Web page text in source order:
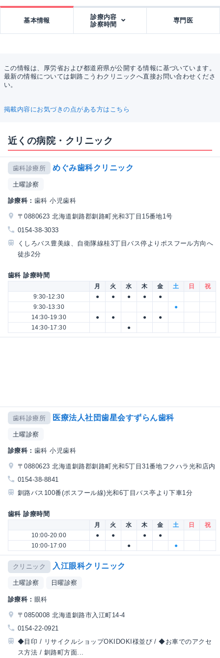
基本情報
診療内容
診察時間
専門医
この情報は、厚労省および都道府県が公開する情報に基づいています。
最新の情報については釧路こうわクリニックへ直接お問い合わせくださ
い。
掲載内容にお気づきの点がある方はこちら
近くの病院・クリニック
歯科診療所 めぐみ歯科クリニック
土曜診察
診療科： 歯科 小児歯科
〒0880623 北海道釧路郡釧路町光和3丁目15番地1号
0154-38-3033
くしろバス豊美線、自衛隊線桂3丁目バス停よりポスフール方向へ
徒歩2分
歯科 診療時間
月 火 水 木 金 土 日
祝
9:30-12:30
● ● ● ●
●
9:30-13:30
●
14:30-19:30
● ● ●
●
14:30-17:30
●
歯科診療所 医療法人社団歯星会すずらん歯科
土曜診察
診療科： 歯科 小児歯科
〒0880623 北海道釧路郡釧路町光和5丁目31番地フクハラ光和店内
0154-38-8841
釧路バス100番(ポスフール線)光和6丁目バス亭より下車1分
歯科 診療時間
月 火 水 木 金 土 日
祝
10:00-20:00
● ● ●
●
10:00-17:00
● ●
クリニック 入江眼科クリニック
土曜診察 日曜診察
診療科： 眼科
〒0850008 北海道釧路市入江町14-4
0154-22-0921
◆目印 / リサイクルショップOKIDOKI様並び / ◆お車でのアクセ
ス方法 / 釧路町方面...